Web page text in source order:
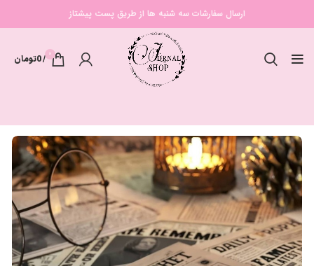
ارسال سفارشات سه شنبه ها از طریق پست پیشتاز
0
/
0تومان